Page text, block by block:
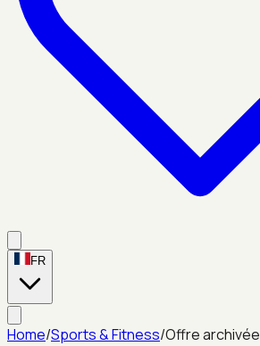
FR
Home/Sports & Fitness/Offre archivée